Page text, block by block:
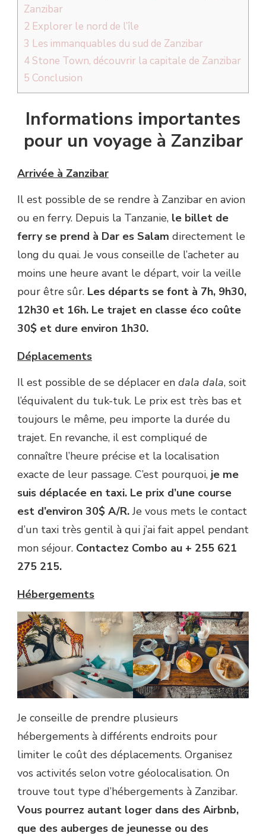
Zanzibar
2 Explorer le nord de l’île
3 Les immanquables du sud de Zanzibar
4 Stone Town, découvrir la capitale de Zanzibar
5 Conclusion
Informations importantes
pour un voyage à Zanzibar
Arrivée à Zanzibar
Il est possible de se rendre à Zanzibar en avion
ou en ferry. Depuis la Tanzanie, le billet de
ferry se prend à Dar es Salam directement le
long du quai. Je vous conseille de l’acheter au
moins une heure avant le départ, voir la veille
pour être sûr. Les départs se font à 7h, 9h30,
12h30 et 16h. Le trajet en classe éco coûte
30$ et dure environ 1h30.
Déplacements
Il est possible de se déplacer en dala dala, soit
l’équivalent du tuk-tuk. Le prix est très bas et
toujours le même, peu importe la durée du
trajet. En revanche, il est compliqué de
connaître l’heure précise et la localisation
exacte de leur passage. C’est pourquoi, je me
suis déplacée en taxi. Le prix d’une course
est d’environ 30$ A/R.Je vous mets le contact
d’un taxi très gentil à qui j’ai fait appel pendant
mon séjour. Contactez Combo au + 255 621
275 215.
Hébergements
Je conseille de prendre plusieurs
hébergements à différents endroits pour
limiter le coût des déplacements. Organisez
vos activités selon votre géolocalisation. On
trouve tout type d’hébergements à Zanzibar.
Vous pourrez autant loger dans des Airbnb,
que des auberges de jeunesse ou des